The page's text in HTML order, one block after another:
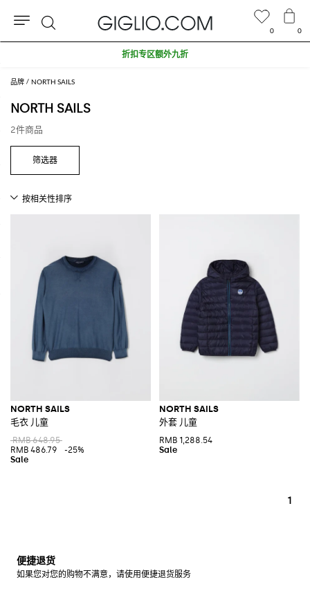
品牌 NORTH SAILS
NORTH SAILS
2件商品
NORTH SAILS
毛衣 儿童
RMB 648.95
RMB 486.79
-25%
NORTH SAILS
外套 儿童
RMB 1,288.54
1
0 0
折扣专区额外九折
便捷退货
如果您对您的购物不满意，请使用便捷退货服务